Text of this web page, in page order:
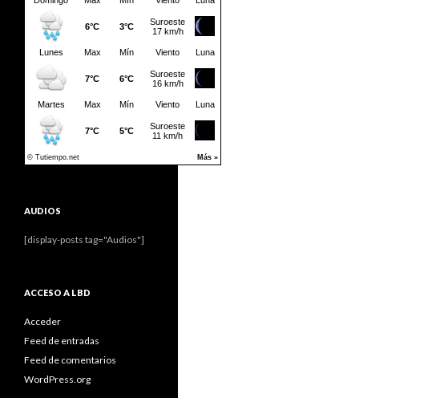
AUDIOS
[display-posts tag="Audios"]
ACCESO A LBD
Acceder
Feed de entradas
Feed de comentarios
WordPress.org